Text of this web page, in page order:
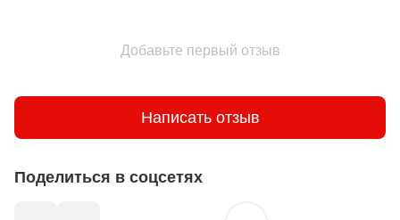
Добавьте первый отзыв
Написать отзыв
Поделиться в соцсетях